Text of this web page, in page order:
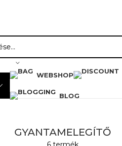
WEBSHOP
BLOG
GYANTAMELEGÍTŐ